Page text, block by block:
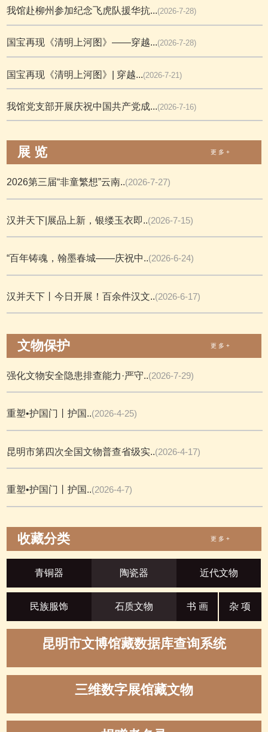
我馆赴柳州参加纪念飞虎队援华抗...(2026-7-28)
国宝再现《清明上河图》——穿越...(2026-7-28)
国宝再现《清明上河图》| 穿越...(2026-7-21)
我馆党支部开展庆祝中国共产党成...(2026-7-16)
展 览 更 多 +
2026第三届“非童繁想”云南..(2026-7-27)
汉并天下|展品上新，银缕玉衣即..(2026-7-15)
“百年铸魂，翰墨春城——庆祝中..(2026-6-24)
汉并天下丨今日开展！百余件汉文..(2026-6-17)
文物保护 更 多 +
强化文物安全隐患排查能力·严守..(2026-7-29)
重塑•护国门丨护国..(2026-4-25)
昆明市第四次全国文物普查省级实..(2026-4-17)
重塑•护国门丨护国..(2026-4-7)
收藏分类 更 多 +
青铜器 陶瓷器 近代文物
民族服饰 石质文物 书 画 杂 项
昆明市文博馆藏数据库查询系统
三维数字展馆藏文物